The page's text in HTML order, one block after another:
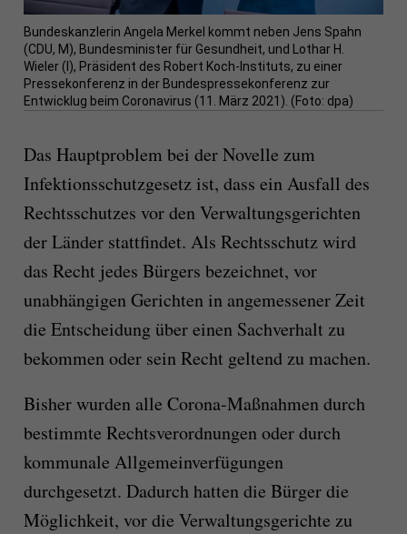
Bundeskanzlerin Angela Merkel kommt neben Jens Spahn
(CDU, M), Bundesminister für Gesundheit, und Lothar H.
Wieler (l), Präsident des Robert Koch-Instituts, zu einer
Pressekonferenz in der Bundespressekonferenz zur
Entwicklug beim Coronavirus (11. März 2021). (Foto: dpa)
Das Hauptproblem bei der Novelle zum
Infektionsschutzgesetz ist, dass ein Ausfall des
Rechtsschutzes vor den Verwaltungsgerichten
der Länder stattfindet. Als Rechtsschutz wird
das Recht jedes Bürgers bezeichnet, vor
unabhängigen Gerichten in angemessener Zeit
die Entscheidung über einen Sachverhalt zu
bekommen oder sein Recht geltend zu machen.
Bisher wurden alle Corona-Maßnahmen durch
bestimmte Rechtsverordnungen oder durch
kommunale Allgemeinverfügungen
durchgesetzt. Dadurch hatten die Bürger die
Möglichkeit, vor die Verwaltungsgerichte zu